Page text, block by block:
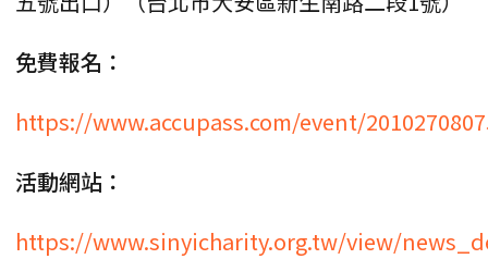
免費報名：
https://www.accupass.com/event/
活動網站：
https://www.sinyicharity.org.tw/view/